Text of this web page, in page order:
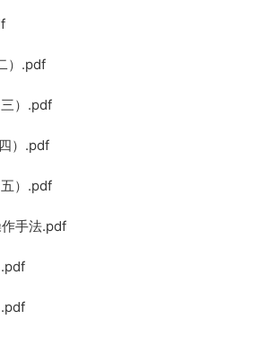
）.pdf
）.pdf
）.pdf
）.pdf
手法.pdf